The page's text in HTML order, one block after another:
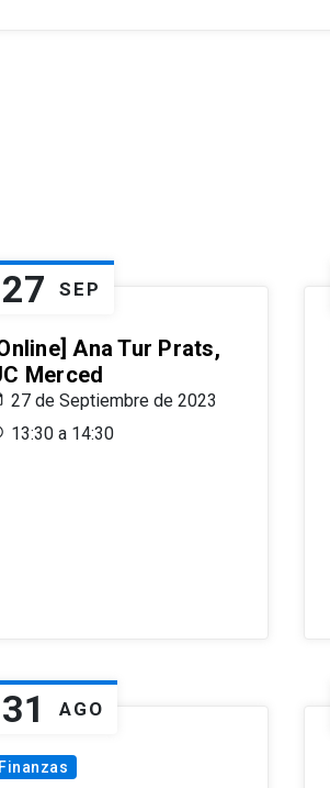
27 SEP
Ana Tur Prats,
Merced
27 de Septiembre de 2023
13:30 a 14:30
31 AGO
Finanzas